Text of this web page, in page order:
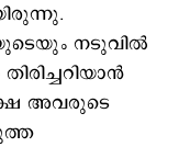
നടുവിൽ
അവരുടെ